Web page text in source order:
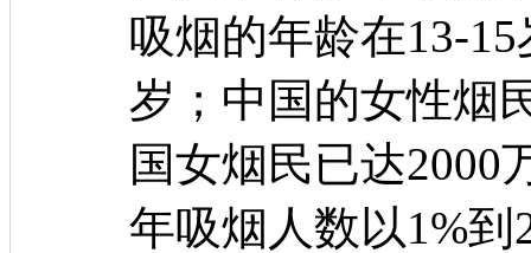
吸烟的年龄在13-
岁；中国的女性烟
国女烟民已达2000
年吸烟人数以1%